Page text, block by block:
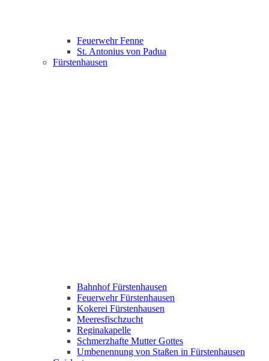
Feuerwehr Fenne
St. Antonius von Padua
Fürstenhausen
Bahnhof Fürstenhausen
Feuerwehr Fürstenhausen
Kokerei Fürstenhausen
Meeresfischzucht
Reginakapelle
Schmerzhafte Mutter Gottes
Umbenennung von Staßen in Fürstenhausen